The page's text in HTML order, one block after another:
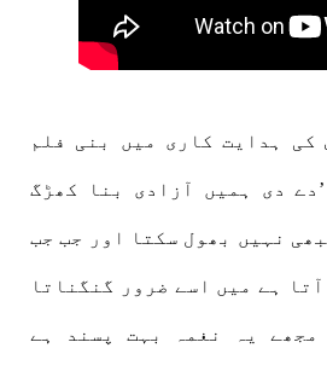
کی ہدایت کاری میں بنی فلم
’دے دی ہمیں آزادی بنا کھڑگ
نہیں بھول سکتا اور جب جب
ہے میں اسے ضرور گنگناتا
مجھے یہ نغمہ بہت پسند ہے